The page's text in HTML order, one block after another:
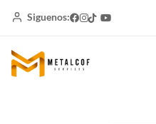
Siguenos: